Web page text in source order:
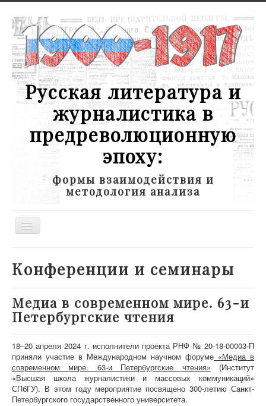
Русская литература и
журналистика в
предреволюционную
эпоху:
формы взаимодействия и
методология анализа
Toggle
О проекте
Участники
Приглашенные эксперты
Как работать с сайтом
Контакты
Конференции и семинары
Медиа в современном мире. 63-и
Петербургские чтения
18–20 апреля 2024 г. исполнители проекта РНФ № 20-18-00003-П
приняли участие в Международном научном форуме «Медиа в
современном мире. 63-и Петербургские чтения» (Институт
«Высшая школа журналистики и массовых коммуникаций»
СПбГУ). В этом году мероприятие посвящено 300‑летию Санкт-
Петербургского государственного университета.